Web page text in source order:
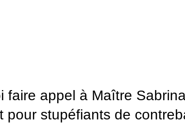
faire appel à Maître
pour stupéfiants de